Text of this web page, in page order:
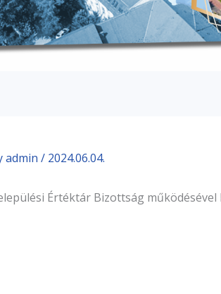
admin / 2024.06.04.
Értéktár Bizottság